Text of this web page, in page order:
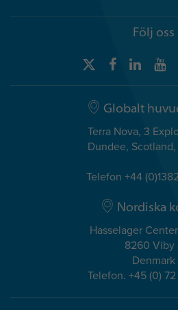
Följ oss
Globalt
Terra Nova, 3
Dundee, Scotland,
Telefon +44
Nordiska
Hasselager
8260 Viby
Denmark
Telefon. +45 (0)